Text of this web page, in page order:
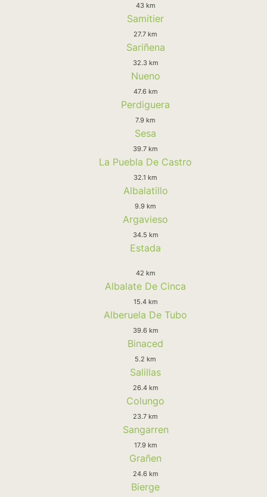
43 km
Samitier
27.7 km
Sariñena
32.3 km
Nueno
47.6 km
Perdiguera
7.9 km
Sesa
39.7 km
La Puebla De Castro
32.1 km
Albalatillo
9.9 km
Argavieso
34.5 km
Estada
42 km
Albalate De Cinca
15.4 km
Alberuela De Tubo
39.6 km
Binaced
5.2 km
Salillas
26.4 km
Colungo
23.7 km
Sangarren
17.9 km
Grañen
24.6 km
Bierge